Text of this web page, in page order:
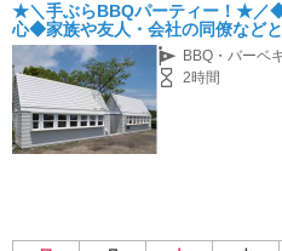
★＼手ぶらBBQパーティー！★／
心◆家族や友人・会社の同僚など
さい☆【カップル、ファミリーにお
BBQ・バーベ
2時間